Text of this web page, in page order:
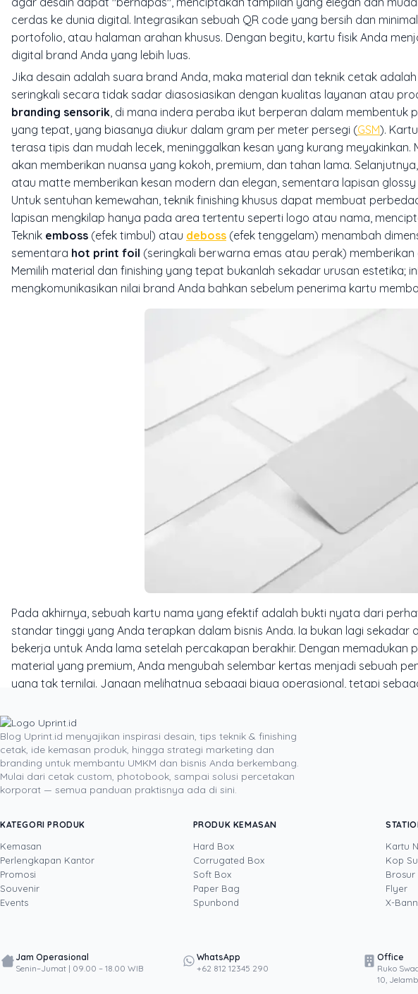
cerdas ke dunia digital. Integrasikan sebuah QR code yang bersih dan
portofolio, atau halaman arahan khusus. Dengan begitu, kartu fisik Anda
digital brand Anda yang lebih luas.
Jika desain adalah suara brand Anda, maka material dan teknik cetak
seringkali secara tidak sadar diasosiasikan dengan kualitas layanan atau
branding sensorik , di mana indera peraba ikut berperan dalam membentuk
yang tepat, yang biasanya diukur dalam gram per meter persegi (GSM).
terasa tipis dan mudah lecek, meninggalkan kesan yang kurang meyakinkan.
akan memberikan nuansa yang kokoh, premium, dan tahan lama.
atau matte memberikan kesan modern dan elegan, sementara lapisan glossy
Untuk sentuhan kemewahan, teknik finishing khusus dapat membuat
lapisan mengkilap hanya pada area tertentu seperti logo atau nama,
Teknik emboss (efek timbul) atau deboss (efek tenggelam) menambah
sementara hot print foil (seringkali berwarna emas atau perak)
Memilih material dan finishing yang tepat bukanlah sekadar urusan estetika;
mengkomunikasikan nilai brand Anda bahkan sebelum penerima kartu
Pada akhirnya, sebuah kartu nama yang efektif adalah bukti nyata dari
standar tinggi yang Anda terapkan dalam bisnis Anda. Ia bukan lagi
bekerja untuk Anda lama setelah percakapan berakhir. Dengan memadukan
material yang premium, Anda mengubah selembar kertas menjadi sebuah
yang tak ternilai. Jangan melihatnya sebagai biaya operasional, tetapi
benar-benar merepresentasikan kekuatan dan keunikan brand Anda.
DITULIS OLEH
Yustian Tenegar adalah Founder & CEO Uprint.id, pakar dengan
memahami bisnis cetak langsung dari lantai produksi sampai baris
sistem AI internal Uprint. Tulisannya membahas keputusan cetak, dari
kacamata data dan dampak bisnis nyata.
Lihat profil →Lihat semua penulis
Blog Uprint.id menyajikan inspirasi desain, tips teknik & finishing
cetak, ide kemasan produk, hingga strategi marketing dan
branding untuk membantu UMKM dan bisnis Anda berkembang.
Mulai dari cetak custom, photobook, sampai solusi percetakan
korporat — semua panduan praktisnya ada di sini.
KATEGORI PRODUK
Kemasan
Perlengkapan Kantor
Promosi
Souvenir
Events
PRODUK KEMASAN
Hard Box
Corrugated Box
Soft Box
Paper Bag
Spunbond
Kartu
Kop
Brosur
Flyer
X-
Jam Operasional
Senin–Jumat | 09.00 – 18.00 WIB
WhatsApp
+62 812 12345 290
Office
Ruko
10,